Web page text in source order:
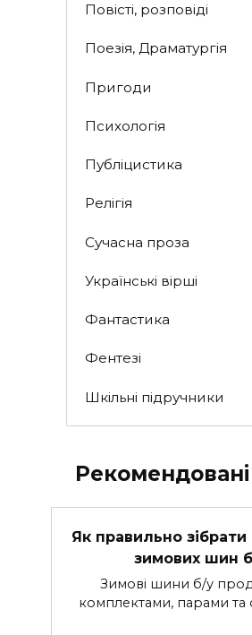
Повісті, розповіді
Поезія, Драматургія
Пригоди
Психологія
Публіцистика
Релігія
Сучасна проза
Українські вірші
Фантастика
Фентезі
Шкільні підручники
Як правильно
зимових шин
Зимові шини б/у
комплектами, парами